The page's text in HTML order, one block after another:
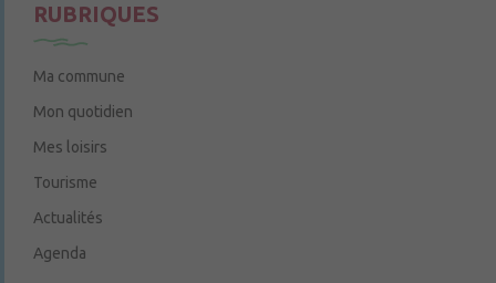
RUBRIQUES
Ma commune
Mon quotidien
Mes loisirs
Tourisme
Actualités
Agenda